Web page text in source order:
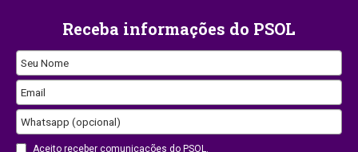
Receba informações do PSOL
Seu Nome
Email
Whatsapp (opcional)
Aceito receber comunicações do PSOL.